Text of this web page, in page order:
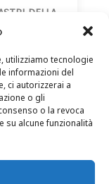
utilizziamo tecnologie
informazioni del
ci autorizzerai a
o gli
o la revoca
alcune funzionalità
DELLA